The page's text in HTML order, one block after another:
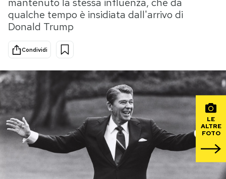
Scienza
Cultura
Sport
Media
Europa
PODCAST
NEWSLETTER
I MIEI PREFERITI
mantenuto la stessa influenza, che da
qualche tempo è insidiata dall'arrivo di
Donald Trump
Condividi
LE
ALTRE
FOTO